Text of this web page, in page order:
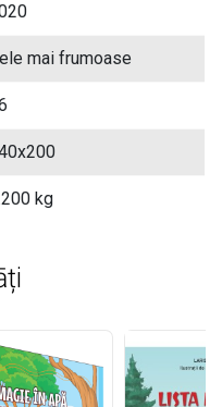
mai frumoase
kg